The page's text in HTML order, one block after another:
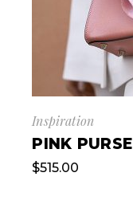
Inspiration
PINK PURSE
$515.00